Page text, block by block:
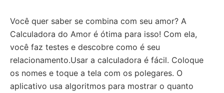
Você quer saber se combina com seu amor? A
Calculadora do Amor é ótima para isso! Com ela,
você faz testes e descobre como é seu
relacionamento.Usar a calculadora é fácil. Coloque
os nomes e toque a tela com os polegares. O
aplicativo usa algoritmos para mostrar o quanto